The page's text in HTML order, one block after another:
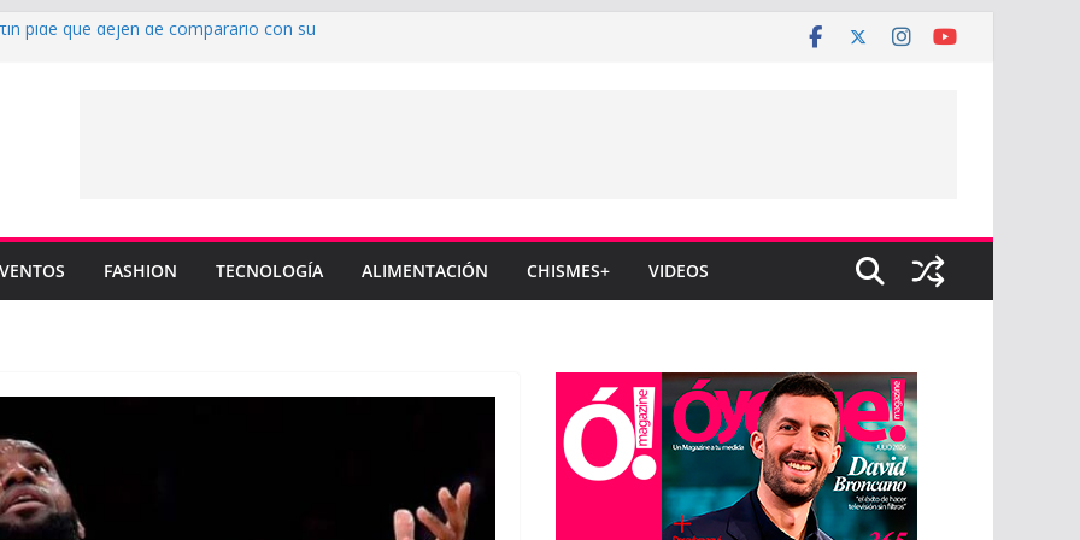
pide que dejen de compararlo con su
de la NBA
nuevo sencillo “MI BB” junto a Omar
canciones clave de su catálogo en
FASHION TECNOLOGÍA ALIMENTACIÓN CHISMES+ VIDEOS